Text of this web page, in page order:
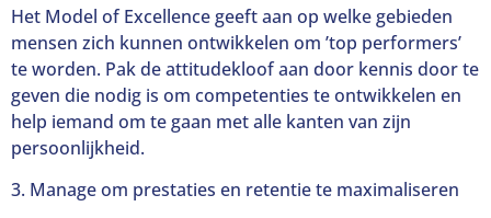
Het Model of Excellence geeft aan op welke gebieden
mensen zich kunnen ontwikkelen om ’top performers’
te worden. Pak de attitudekloof aan door kennis door te
geven die nodig is om competenties te ontwikkelen en
help iemand om te gaan met alle kanten van zijn
persoonlijkheid.
3. Manage om prestaties en retentie te maximaliseren